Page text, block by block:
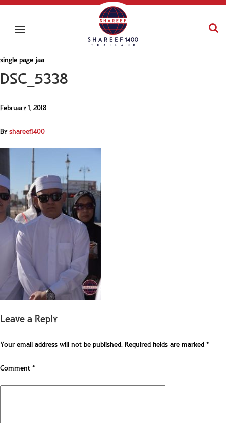
single page jaa
DSC_5338
February 1, 2018
Byshareef1400
Leave a Reply
Your email address will not be published.Required fields are marked*
Comment*